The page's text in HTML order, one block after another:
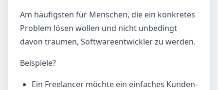
Am häufigsten für Menschen, die ein konkretes
Problem lösen wollen und nicht unbedingt
davon träumen, Softwareentwickler zu werden.
Beispiele?
Ein Freelancer möchte ein einfaches Kunden-